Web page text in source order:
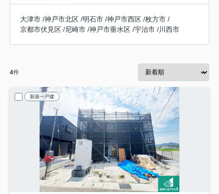
大津市 /神戸市北区 /明石市 /神戸市西区 /枚方市 /
京都市伏見区 /尼崎市 /神戸市垂水区 /宇治市 /川西市
4件
新築一戸建